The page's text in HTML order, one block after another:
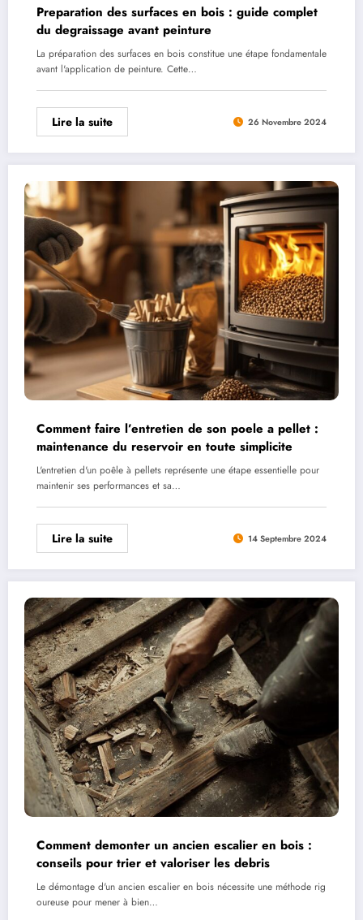
Preparation des surfaces en bois : guide complet
du degraissage avant peinture
La préparation des surfaces en bois constitue une étape fondamentale
avant l'application de peinture. Cette…
Lire la suite 26 Novembre 2024
Comment faire l’entretien de son poele a pellet :
maintenance du reservoir en toute simplicite
L'entretien d'un poêle à pellets représente une étape essentielle pour
maintenir ses performances et sa…
Lire la suite 14 Septembre 2024
Comment demonter un ancien escalier en bois :
conseils pour trier et valoriser les debris
Le démontage d'un ancien escalier en bois nécessite une méthode rig
oureuse pour mener à bien…